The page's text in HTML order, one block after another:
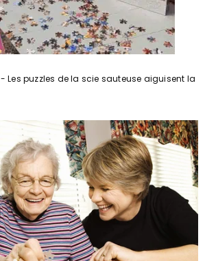
- Les puzzles de la scie sauteuse aiguisent la